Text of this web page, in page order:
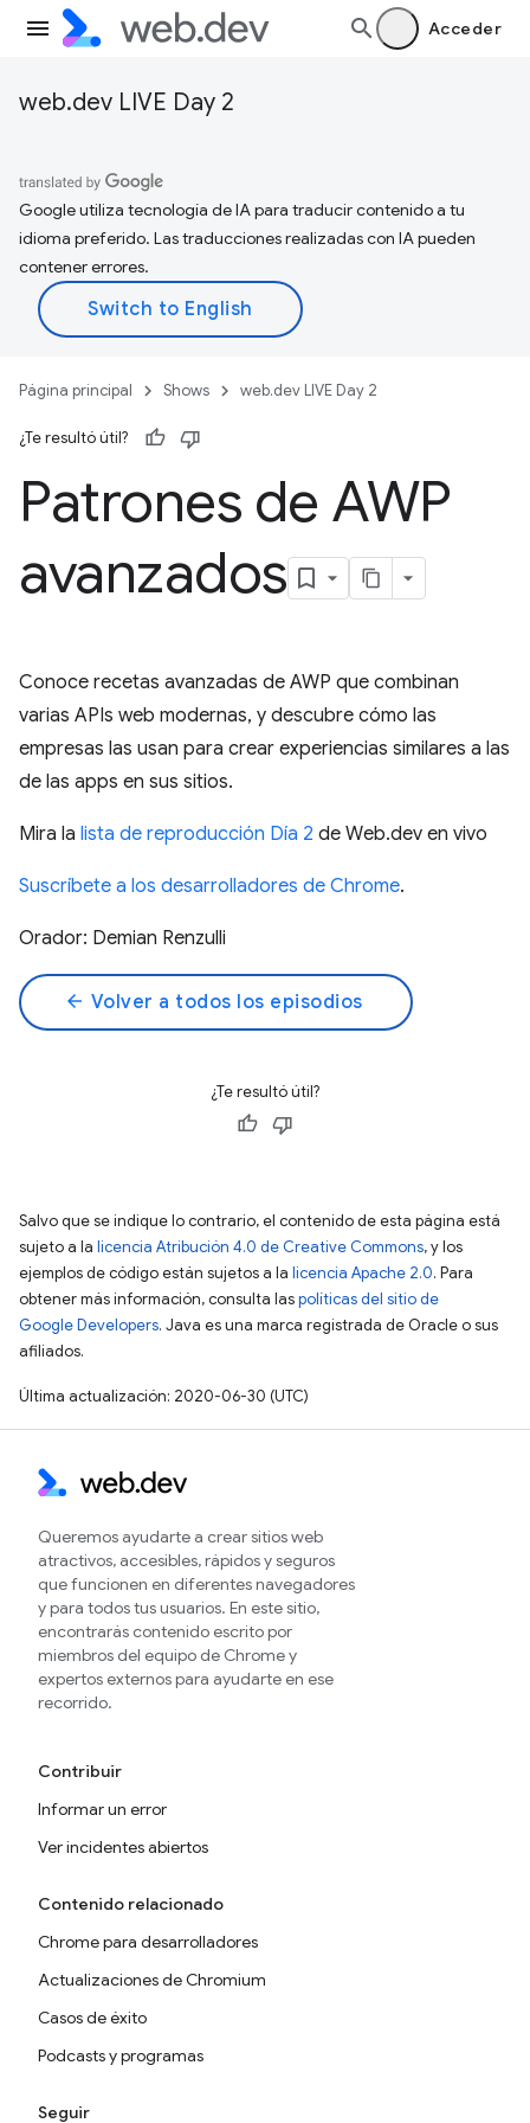
Acceder
web.dev LIVE Day 2
Google utiliza tecnología de IA para traducir contenido a tu
idioma preferido. Las traducciones realizadas con IA pueden
contener errores.
Página principal Shows web.dev LIVE Day 2
¿Te resultó útil?
Patrones de AWP
avanzados
Conoce recetas avanzadas de AWP que combinan
varias APIs web modernas, y descubre cómo las
empresas las usan para crear experiencias similares a las
de las apps en sus sitios.
Mira la lista de reproducción Día 2 de Web.dev en vivo
Suscríbete a los desarrolladores de Chrome.
Orador: Demian Renzulli
arrow_back Volver a todos los episodios
¿Te resultó útil?
Salvo que se indique lo contrario, el contenido de esta página está
sujeto a la licencia Atribución 4.0 de Creative Commons, y los
ejemplos de código están sujetos a la licencia Apache 2.0. Para
obtener más información, consulta laspolíticas del sitio de
Google Developers. Java es una marca registrada de Oracle o sus
afiliados.
Última actualización: 2020-06-30 (UTC)
Queremos ayudarte a crear sitios web
atractivos, accesibles, rápidos y seguros
que funcionen en diferentes navegadores
y para todos tus usuarios. En este sitio,
encontrarás contenido escrito por
miembros del equipo de Chrome y
expertos externos para ayudarte en ese
recorrido.
Contribuir
Informar un error
Ver incidentes abiertos
Contenido relacionado
Chrome para desarrolladores
Actualizaciones de Chromium
Casos de éxito
Podcasts y programas
Seguir